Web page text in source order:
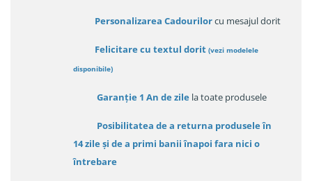
Personalizarea Cadourilorcu mesajul dorit
Felicitare cu textul dorit (vezi modelele
disponibile)
Garanție 1 An de zile la toate produsele
Posibilitatea de a returna produsele în
14 zileși de a primi banii înapoi fara nici o
întrebare